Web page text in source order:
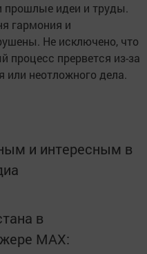
прошлые идеи и труды.
гармония и
Не исключено, что
процесс прервется из-за
или неотложного дела.
и интересным в
в
MАХ: